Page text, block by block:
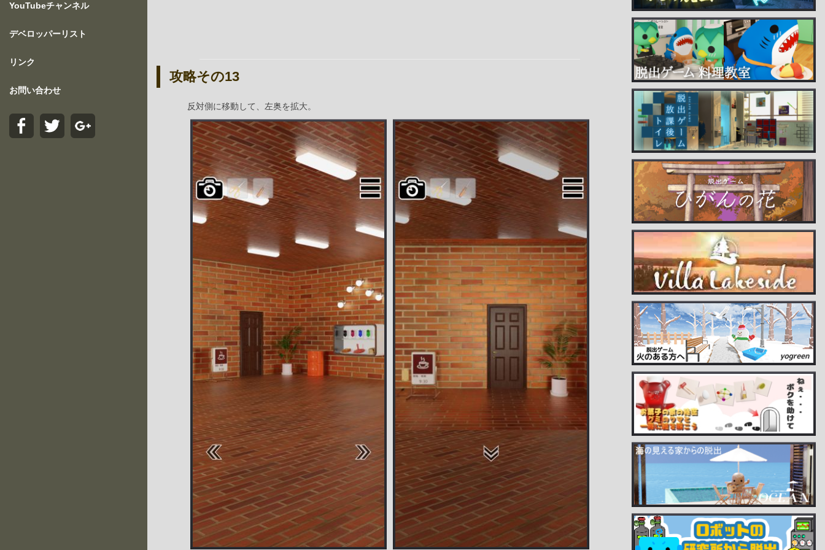
YouTubeチャンネル
デベロッパーリスト
リンク
お問い合わせ
攻略その13
反対側に移動して、左奥を拡大。